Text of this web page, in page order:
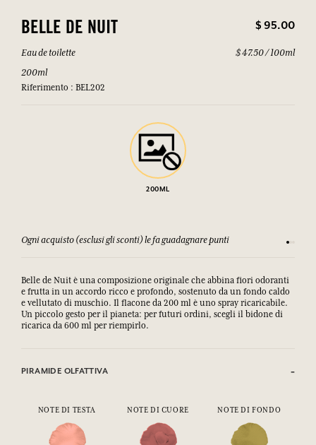
BELLE DE NUIT $ 95.00
Eau de toilette
200ml
Riferimento : BEL202
$ 47.50 / 100ml
200ML
Ogni acquisto (esclusi gli sconti) le fa guadagnare punti
Belle de Nuit è una composizione originale che abbina fiori odoranti
e frutta in un accordo ricco e profondo, sostenuto da un fondo caldo
e vellutato di muschio. Il flacone da 200 ml è uno spray ricaricabile.
Un piccolo gesto per il pianeta: per futuri ordini, scegli il bidone di
ricarica da 600 ml per riempirlo.
PIRAMIDE OLFATTIVA
NOTE DI TESTA NOTE DI CUORE NOTE DI FONDO